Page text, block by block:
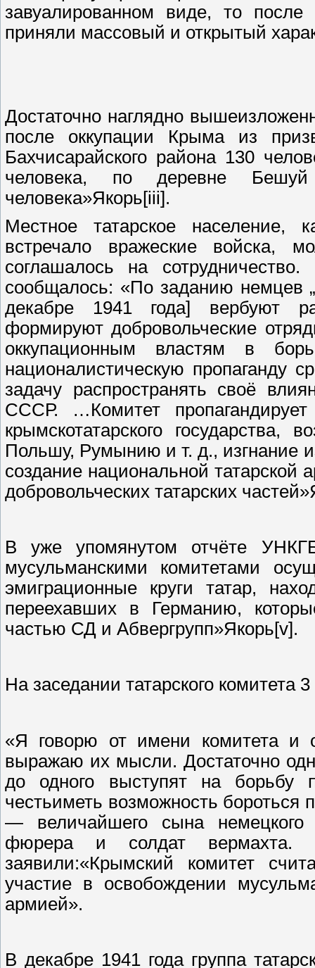
завуалированном виде, то
приняли массовый и открытый
Достаточно наглядно
после оккупации Крыма из
Бахчисарайского района 130
человека, по деревне
человека»Якорь[iii].
Местное татарское
встречало вражеские войска,
соглашалось на
сообщалось: «По заданию немцев
декабре 1941 года] вербуют
формируют добровольческие
оккупационным властям в
националистическую пропаганду
задачу распространять своё
СССР. …Комитет
крымскотатарского
Польшу, Румынию и т. д., изгнание
создание национальной
добровольческих татарских
В уже упомянутом отчёте
мусульманскими комитетами
эмиграционные круги татар,
переехавших в Германию,
частью СД и Абвергрупп»Якорь[v].
На заседании татарского комитета
«Я говорю от имени комитета и
выражаю их мысли. Достаточно
до одного выступят на борьбу
честьиметь возможность
— величайшего сына немецкого
фюрера и солдат
заявили:«Крымский комитет
участие в освобождении
армией».
В декабре 1941 года группа